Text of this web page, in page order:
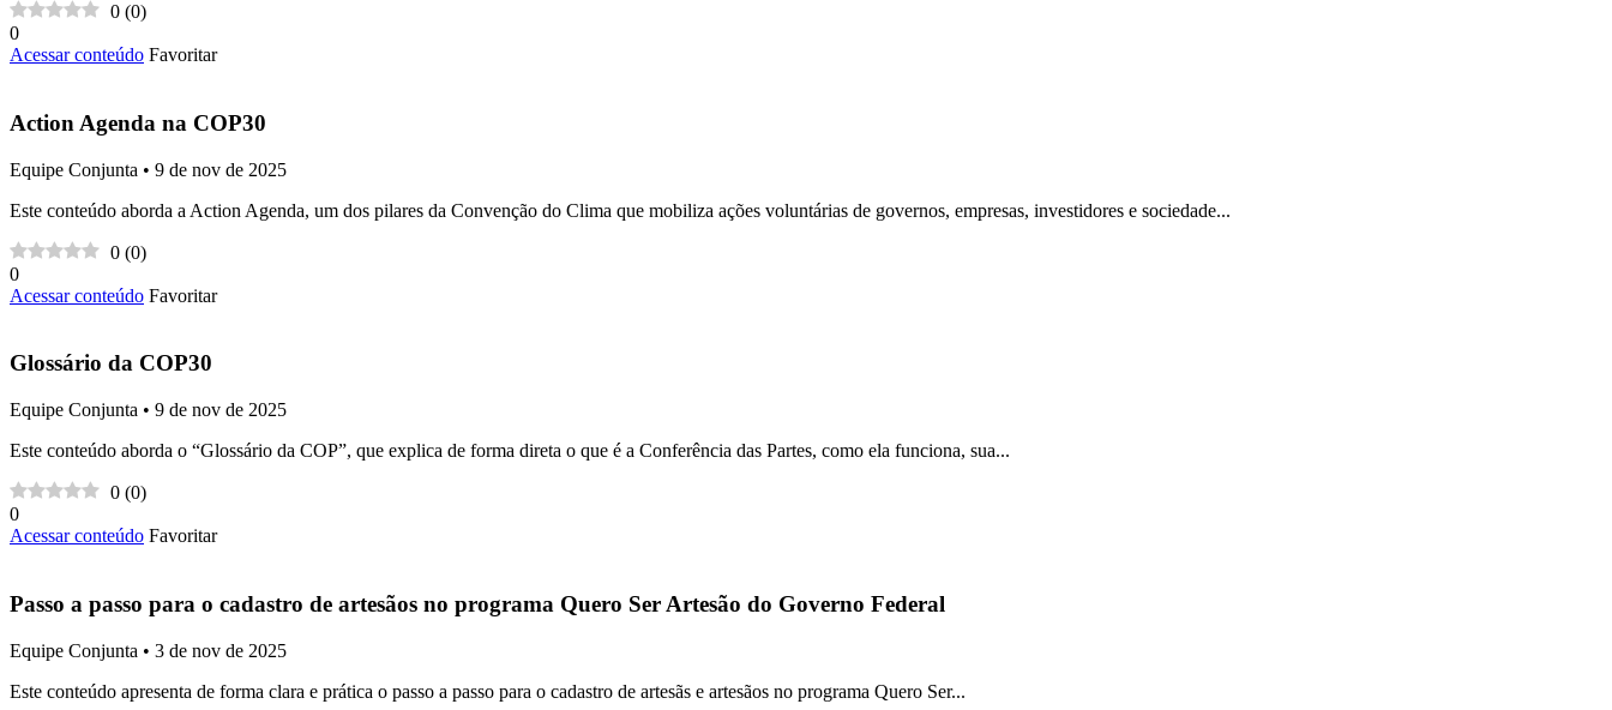
0 (0)
0
Acessar conteúdo Favoritar
Action Agenda na COP30
Equipe Conjunta • 9 de nov de 2025
Este conteúdo aborda a Action Agenda, um dos pilares da Convenção do Clima que mobiliza ações voluntárias de governos, empresas, investidores e sociedade...
0 (0)
0
Acessar conteúdo Favoritar
Glossário da COP30
Equipe Conjunta • 9 de nov de 2025
Este conteúdo aborda o “Glossário da COP”, que explica de forma direta o que é a Conferência das Partes, como ela funciona, sua...
0 (0)
0
Acessar conteúdo Favoritar
Passo a passo para o cadastro de artesãos no programa Quero Ser Artesão do Governo Federal
Equipe Conjunta • 3 de nov de 2025
Este conteúdo apresenta de forma clara e prática o passo a passo para o cadastro de artesãs e artesãos no programa Quero Ser...